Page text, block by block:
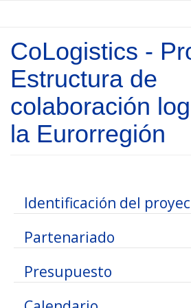
Presentación
Convocatorias
Documentos
Gestión de Proyectos
CoLogistics -
Estructura de
colaboración
la Eurorregión
Mostrar
Identificación del
Mostrar
Partenariado
Mostrar
Presupuesto